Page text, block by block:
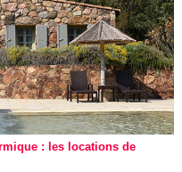
: les locations de